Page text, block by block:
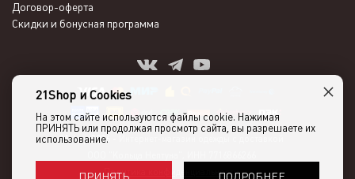
Договор-оферта
Скидки и бонусная программа
21shop 2026 -
Политика конфиденциальности
21Shop и Cookies
На этом сайте используются файлы cookie. Нажимая
ПРИНЯТЬ или продолжая просмотр сайта, вы разрешаете их
использование.
ПОДРОБНЕЕ
×